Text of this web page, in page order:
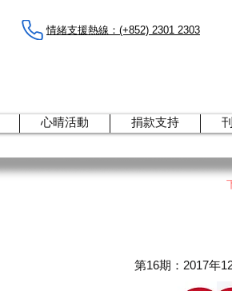
情緒支援熱線：​​(+852) 2301 2303
心晴活動 捐款支持
第16期：2017年